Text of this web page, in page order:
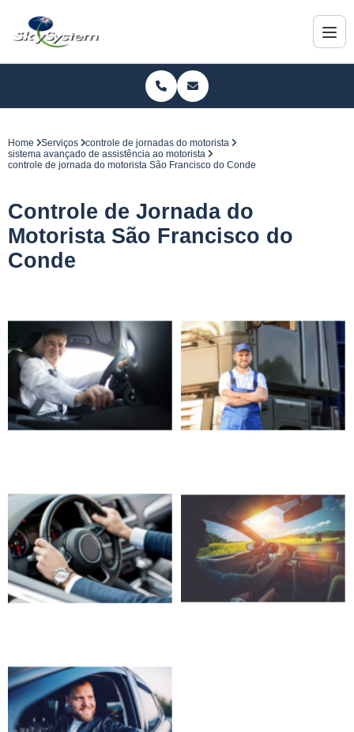
Home Serviços
controle de jornadas do motorista
sistema avançado de assistência ao motorista
controle de jornada do motorista São Francisco do Conde
Controle de Jornada do
Motorista São Francisco do
Conde